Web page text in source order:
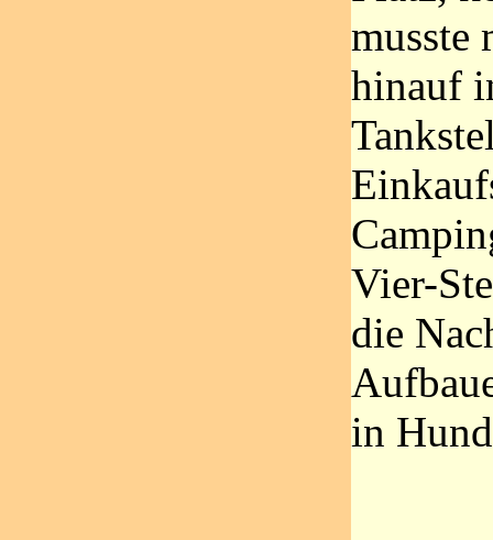
musste
hinauf
Vier-
die
in